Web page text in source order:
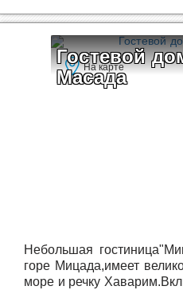
Гостевой
Масада
На карте
Небольшая
горе Мицада,имеет
море и речку